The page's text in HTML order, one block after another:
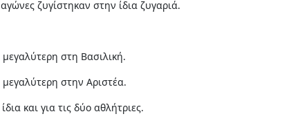
ζυγίστηκαν στην ίδια ζυγαριά.
στη Βασιλική.
στην Αριστέα.
και για τις δύο αθλήτριες.